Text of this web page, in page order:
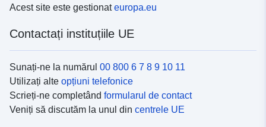
Acest site este gestionateuropa.eu
Contactați instituțiile UE
Sunați-ne la numărul 00 800 6 7 8 9 10 11
Utilizați alte opțiuni telefonice
Scrieți-ne completând formularul de contact
Veniți să discutăm la unul din centrele UE